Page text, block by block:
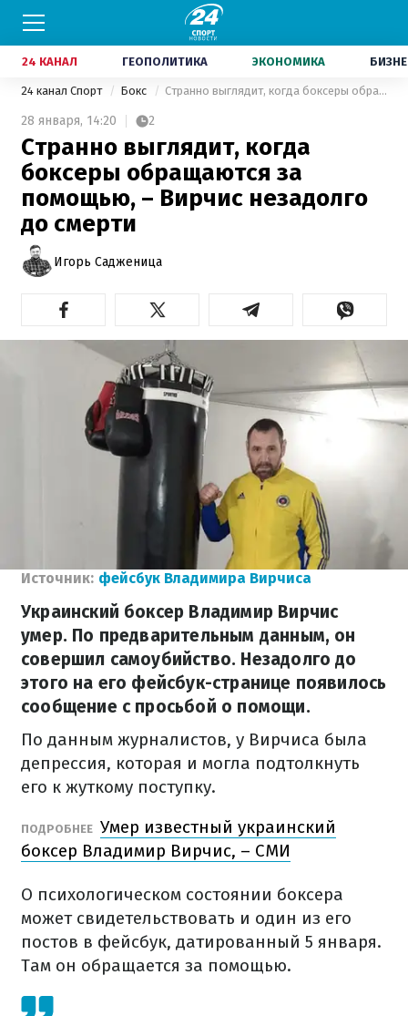
24 КАНАЛ ГЕОПОЛИТИКА ЭКОНОМИКА
24 канал Спорт Бокс Странно выглядит, когда боксеры обращаются за помощью, – Вирчис незадолго до смерти
28 января, 14:20 2
Странно выглядит, когда
боксеры обращаются за
помощью, – Вирчис незадолго
до смерти
Игорь Садженица
Источник: фейсбук Владимира Вирчиса
Украинский боксер Владимир Вирчис
умер. По предварительным данным, он
совершил самоубийство. Незадолго до
этого на его фейсбук-странице появилось
сообщение с просьбой о помощи.
По данным журналистов, у Вирчиса была
депрессия, которая и могла подтолкнуть
его к жуткому поступку.
ПОДРОБНЕЕ Умер известный украинский
боксер Владимир Вирчис, – СМИ
О психологическом состоянии боксера
может свидетельствовать и один из его
постов в фейсбук, датированный 5 января.
Там он обращается за помощью.